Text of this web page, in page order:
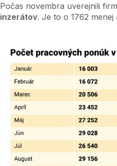
Počas novembra uverejnili
inzerátov. Je to o 1762